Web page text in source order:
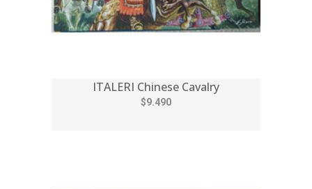
ITALERI Chinese Cavalry
$9.490